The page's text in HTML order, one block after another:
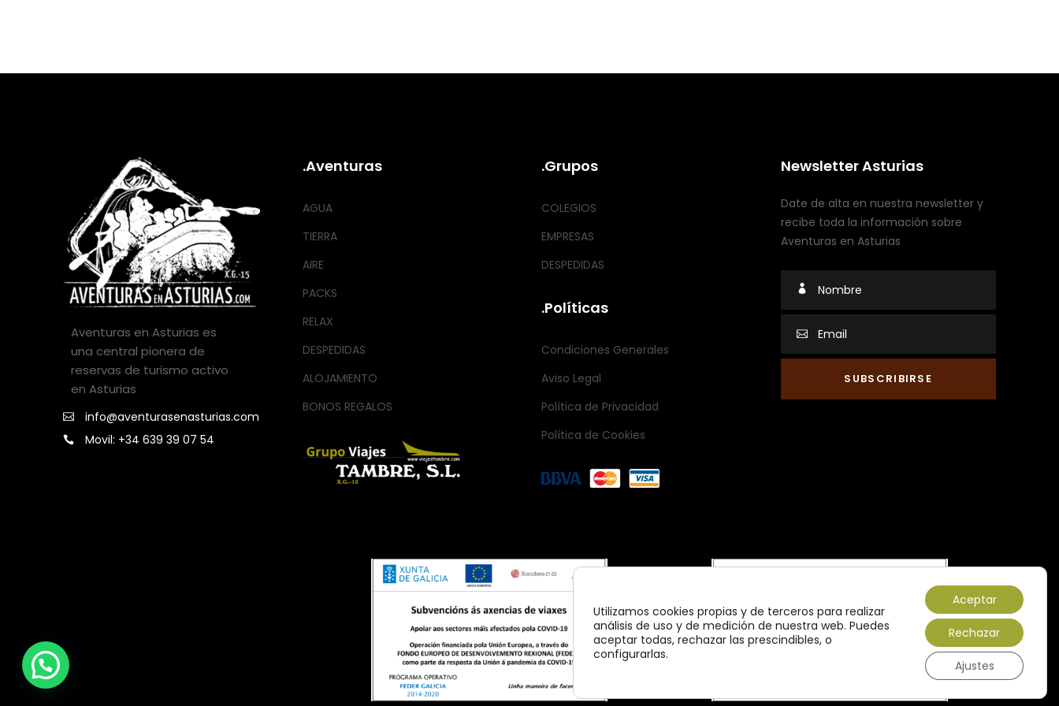
Aventuras en Asturias es
una central pionera de
reservas de turismo activo
en Asturias
info@aventurasenasturias.com
Movil: +34 639 39 07 54
.Aventuras
AGUA
TIERRA
AIRE
PACKS
RELAX
DESPEDIDAS
ALOJAMIENTO
BONOS REGALOS
.Grupos
COLEGIOS
EMPRESAS
DESPEDIDAS
.Políticas
Condiciones Generales
Aviso Legal
Política de Privacidad
Política de Cookies
Newsletter Asturias
Date de alta en nuestra newsletter y
recibe toda la información sobre
Aventuras en Asturias
Utilizamos cookies propias y de terceros para realizar
análisis de uso y de medición de nuestra web. Puedes
aceptar todas, rechazar las prescindibles, o
configurarlas.
Aceptar
Rechazar
Ajustes